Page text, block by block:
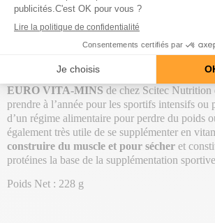
Leséléniumest un des pluspuissants
les radicaux libres produits en excès lors
chrome régule le stockage du glycogène
EURO VITA-MINS de chez Scitec Nutrition
prendre à l’année pour les sportifs intensifs ou
d’un régime alimentaire pour perdre du poids
également très utile de se supplémenter en
construire du muscle et pour sécher et
protéines la base de la supplémentation
Poids Net : 228 g